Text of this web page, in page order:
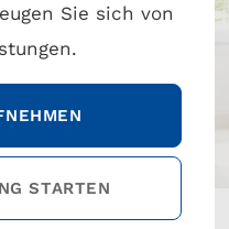
Sie sich von
STARTEN